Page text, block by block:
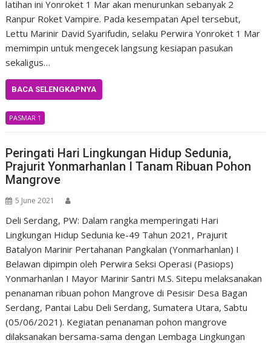
latihan ini Yonroket 1 Mar akan menurunkan sebanyak 2
Ranpur Roket Vampire. Pada kesempatan Apel tersebut,
Lettu Marinir David Syarifudin, selaku Perwira Yonroket 1 Mar
memimpin untuk mengecek langsung kesiapan pasukan
sekaligus…
BACA SELENGKAPNYA
PASMAR 1
Peringati Hari Lingkungan Hidup Sedunia,
Prajurit Yonmarhanlan I Tanam Ribuan Pohon
Mangrove
5 June 2021
Deli Serdang, PW: Dalam rangka memperingati Hari
Lingkungan Hidup Sedunia ke-49 Tahun 2021, Prajurit
Batalyon Marinir Pertahanan Pangkalan (Yonmarhanlan) I
Belawan dipimpin oleh Perwira Seksi Operasi (Pasiops)
Yonmarhanlan I Mayor Marinir Santri M.S. Sitepu melaksanakan
penanaman ribuan pohon Mangrove di Pesisir Desa Bagan
Serdang, Pantai Labu Deli Serdang, Sumatera Utara, Sabtu
(05/06/2021). Kegiatan penanaman pohon mangrove
dilaksanakan bersama-sama dengan Lembaga Lingkungan